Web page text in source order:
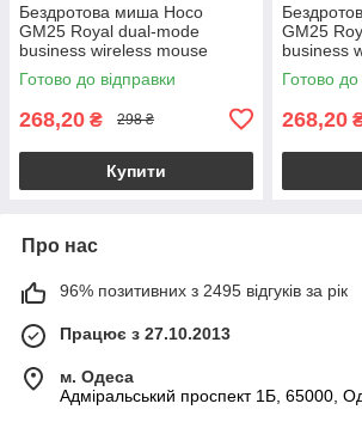
Бездротова миша Hoco
GM25 Royal dual-mode
business wireless mouse
білий
Готово до відправки
268,20 ₴ 298 ₴
Купити
GM25
business
чорний
Готово до
268,20
Про нас
96% позитивних з 2495 відгуків за рік
Працює з 27.10.2013
м. Одеса
Адміральський проспект 1Б, 65000,